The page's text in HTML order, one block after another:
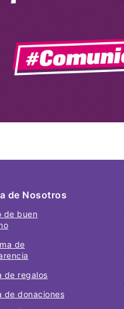
de Nosotros
de buen
de
de regalos
de donaciones